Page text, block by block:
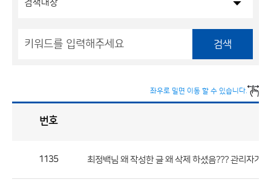
검색
좌우로 밀면 이동 할 수 있습니다.
번호
1135 최정백님 왜 작성한 글 왜 삭제 하셨음??? 관리자가